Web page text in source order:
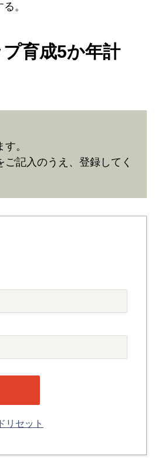
。
育成5か年計
。
ご記入のうえ、登録してく
リセット